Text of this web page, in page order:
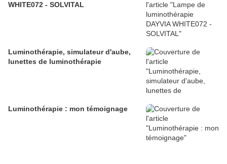
WHITE072 - SOLVITAL
Luminothérapie, simulateur d'aube,
lunettes de luminothérapie
Luminothérapie : mon témoignage